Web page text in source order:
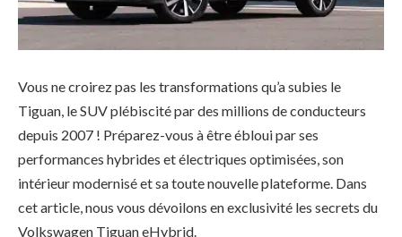
Vous ne croirez pas les transformations qu’a subies le
Tiguan, le SUV plébiscité par des millions de conducteurs
depuis 2007 ! Préparez-vous à être ébloui par ses
performances hybrides et électriques optimisées, son
intérieur modernisé et sa toute nouvelle plateforme. Dans
cet article, nous vous dévoilons en exclusivité les secrets du
Volkswagen Tiguan eHybrid.